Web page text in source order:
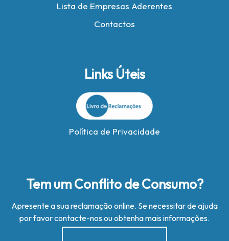
Lista de Empresas Aderentes
Contactos
Links Úteis
Política de Privacidade
Tem um Conflito de Consumo?
Apresente a sua reclamação online. Se necessitar de ajuda
por favor contacte-nos ou obtenha mais informações.